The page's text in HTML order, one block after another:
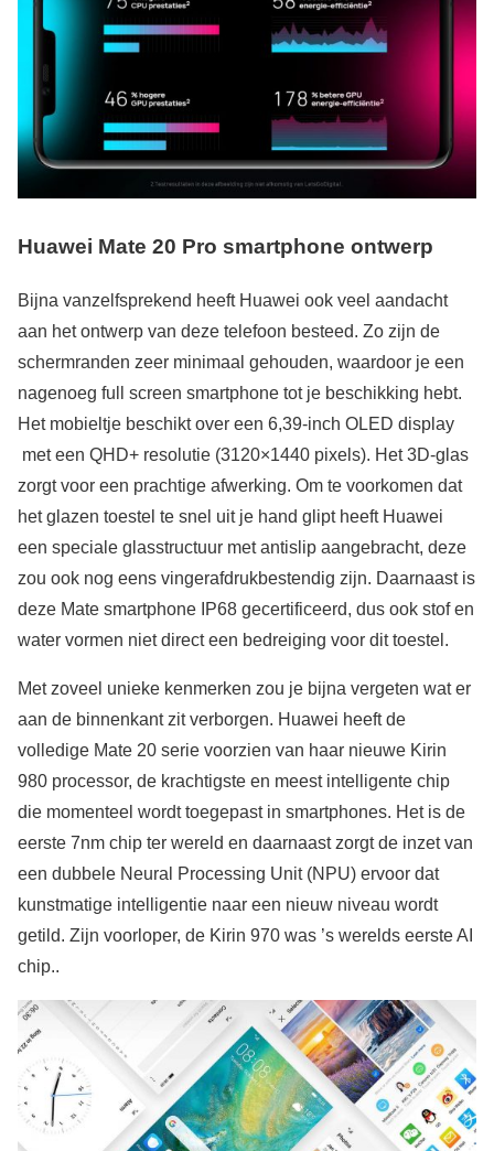
Huawei Mate 20 Pro smartphone ontwerp
Bijna vanzelfsprekend heeft Huawei ook veel aandacht
aan het ontwerp van deze telefoon besteed. Zo zijn de
schermranden zeer minimaal gehouden, waardoor je een
nagenoeg full screen smartphone tot je beschikking hebt.
Het mobieltje beschikt over een 6,39-inch OLED display
met een QHD+ resolutie (3120×1440 pixels). Het 3D-glas
zorgt voor een prachtige afwerking. Om te voorkomen dat
het glazen toestel te snel uit je hand glipt heeft Huawei
een speciale glasstructuur met antislip aangebracht, deze
zou ook nog eens vingerafdrukbestendig zijn. Daarnaast is
deze Mate smartphone IP68 gecertificeerd, dus ook stof en
water vormen niet direct een bedreiging voor dit toestel.
Met zoveel unieke kenmerken zou je bijna vergeten wat er
aan de binnenkant zit verborgen. Huawei heeft de
volledige Mate 20 serie voorzien van haar nieuwe Kirin
980 processor, de krachtigste en meest intelligente chip
die momenteel wordt toegepast in smartphones. Het is de
eerste 7nm chip ter wereld en daarnaast zorgt de inzet van
een dubbele Neural Processing Unit (NPU) ervoor dat
kunstmatige intelligentie naar een nieuw niveau wordt
getild. Zijn voorloper, de Kirin 970 was ’s werelds eerste AI
chip..